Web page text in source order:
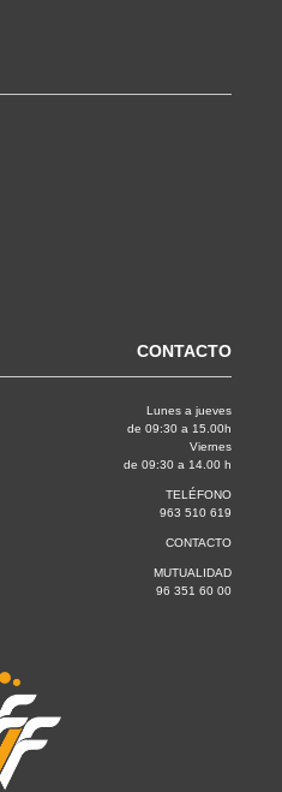
CONTACTO
Lunes a jueves
de 09:30 a 15.00h
Viernes
de 09:30 a 14.00 h
TELÉFONO
963 510 619
CONTACTO
MUTUALIDAD
96 351 60 00